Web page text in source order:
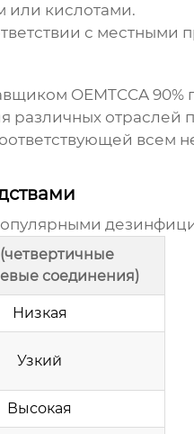
или кислотами.
с местными
OEMTCCA
различных
всем
соединения)
Низкая
Узкий
Высокая